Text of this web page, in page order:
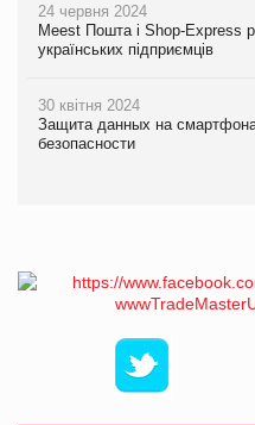
24 червня 2024
Meest Пошта і Shop-Express
українських підприємців
30 квітня 2024
Защита данных на
безопасности